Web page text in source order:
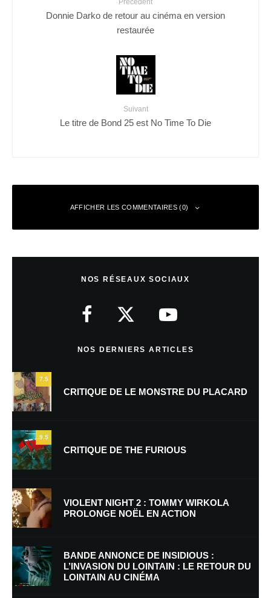
Précédent
Donnie Darko de retour au cinéma en version
restaurée
Suivant
Le titre de Bond 25 est No Time To Die
AFFICHER LES COMMENTAIRES (0)
Nom*
E-mail *
Enregistrer mon nom, mon e-mail et mon site dans le navigateur pour
mon prochain commentaire.
NOS RÉSEAUX SOCIAUX
NOS DERNIERS ARTICLES
7.5
CRITIQUE DE LE MONSTRE DU PLACARD
9.5
CRITIQUE DE THE FURIOUS
VIOLENT NIGHT 2 : TOMMY WIRKOLA
PROLONGE NOËL EN ACTION
BANDE ANNONCE DE INSIDIOUS :
L’INVASION DU LOINTAIN : LE RETOUR DU
LOINTAIN AU CINÉMA